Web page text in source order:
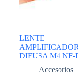
LENTE
DIFUSA M4 NF-
Accesorios